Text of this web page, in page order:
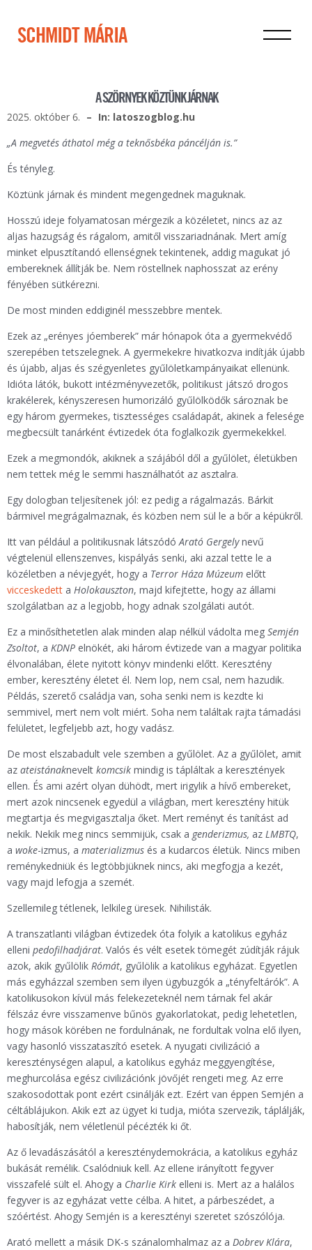
SCHMIDT MÁRIA
A SZÖRNYEK KÖZTÜNK JÁRNAK
2025. október 6.
In: latoszogblog.hu
„A megvetés áthatol még a teknősbéka páncélján is.”
És tényleg.
Köztünk járnak és mindent megengednek maguknak.
Hosszú ideje folyamatosan mérgezik a közéletet, nincs az az
aljas hazugság és rágalom, amitől visszariadnának. Mert amíg
minket elpusztítandó ellenségnek tekintenek, addig magukat jó
embereknek állítják be. Nem röstellnek naphosszat az erény
fényében sütkérezni.
De most minden eddiginél messzebbre mentek.
Ezek az „erényes jóemberek” már hónapok óta a gyermekvédő
szerepében tetszelegnek. A gyermekekre hivatkozva indítják újabb
és újabb, aljas és szégyenletes gyűlöletkampányaikat ellenünk.
Idióta látók, bukott intézményvezetők, politikust játszó drogos
krakélerek, kényszeresen humorizáló gyűlölködők sároznak be
egy három gyermekes, tisztességes családapát, akinek a felesége
megbecsült tanárként évtizedek óta foglalkozik gyermekekkel.
Ezek a megmondók, akiknek a szájából dől a gyűlölet, életükben
nem tettek még le semmi használhatót az asztalra.
Egy dologban teljesítenek jól: ez pedig a rágalmazás. Bárkit
bármivel megrágalmaznak, és közben nem sül le a bőr a képükről.
Itt van például a politikusnak látszódóArató Gergelynevű
végtelenül ellenszenves, kispályás senki, aki azzal tette le a
közéletben a névjegyét, hogy a Terror Háza Múzeum előtt
vicceskedett a Holokauszton, majd kifejtette, hogy az állami
szolgálatban az a legjobb, hogy adnak szolgálati autót.
Ez a minősíthetetlen alak minden alap nélkül vádolta meg Semjén
Zsoltot, a KDNP elnökét, aki három évtizede van a magyar politika
élvonalában, élete nyitott könyv mindenki előtt. Keresztény
ember, keresztény életet él. Nem lop, nem csal, nem hazudik.
Példás, szerető családja van, soha senki nem is kezdte ki
semmivel, mert nem volt miért. Soha nem találtak rajta támadási
felületet, legfeljebb azt, hogy vadász.
De most elszabadult vele szemben a gyűlölet. Az a gyűlölet, amit
az ateistánaknevelt komcsik mindig is tápláltak a keresztények
ellen. És ami azért olyan dühödt, mert irigylik a hívő embereket,
mert azok nincsenek egyedül a világban, mert keresztény hitük
megtartja és megvigasztalja őket. Mert reményt és tanítást ad
nekik. Nekik meg nincs semmijük, csak a genderizmus, az LMBTQ,
a woke-izmus, a materializmus és a kudarcos életük. Nincs miben
reménykedniük és legtöbbjüknek nincs, aki megfogja a kezét,
vagy majd lefogja a szemét.
Szellemileg tétlenek, lelkileg üresek. Nihilisták.
A transzatlanti világban évtizedek óta folyik a katolikus egyház
elleni pedofilhadjárat. Valós és vélt esetek tömegét zúdítják rájuk
azok, akik gyűlölik Rómát, gyűlölik a katolikus egyházat. Egyetlen
más egyházzal szemben sem ilyen ügybuzgók a „tényfeltárók”. A
katolikusokon kívül más felekezeteknél nem tárnak fel akár
félszáz évre visszamenve bűnös gyakorlatokat, pedig lehetetlen,
hogy mások körében ne fordulnának, ne fordultak volna elő ilyen,
vagy hasonló visszataszító esetek. A nyugati civilizáció a
kereszténységen alapul, a katolikus egyház meggyengítése,
meghurcolása egész civilizációnk jövőjét rengeti meg. Az erre
szakosodottak pont ezért csinálják ezt. Ezért van éppen Semjén a
céltáblájukon. Akik ezt az ügyet ki tudja, mióta szervezik, táplálják,
habosítják, nem véletlenül pécézték ki őt.
Az ő levadászásától a kereszténydemokrácia, a katolikus egyház
bukását remélik. Csalódniuk kell. Az ellene irányított fegyver
visszafelé sült el. Ahogy a Charlie Kirk elleni is. Mert az a halálos
fegyver is az egyházat vette célba. A hitet, a párbeszédet, a
szóértést. Ahogy Semjén is a keresztényi szeretet szószólója.
Arató mellett a másik DK-s szánalomhalmaz az a Dobrev Klára,